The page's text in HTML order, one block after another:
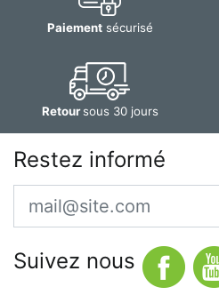
Paiementsécurisé
Retoursous 30 jours
Restez informé
Email
Suivez nous